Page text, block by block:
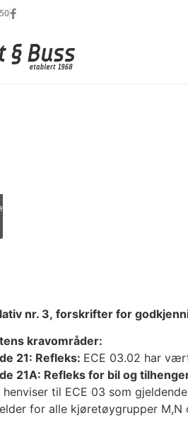
nr. 3, forskrifter for
kravområder:
21: Refleks: ECE 03.02 har
21A: Refleks for bil og
henviser til ECE 03 som
for alle kjøretøygrupper M,N